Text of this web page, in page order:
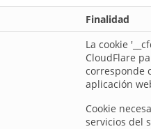
Finalidad
La cookie
CloudFlare
corresponde
aplicación
Cookie
servicios del